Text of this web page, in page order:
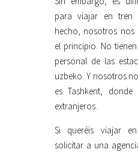
para viajar en tren
hecho, nosotros nos
el principio. No
personal de las
uzbeko. Y nosotros
es Tashkent,
extranjeros.
Si queréis viajar
solicitar a una